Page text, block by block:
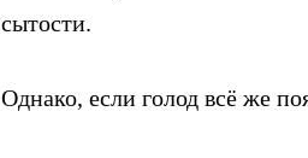
сытости.
Однако, если голод всё же